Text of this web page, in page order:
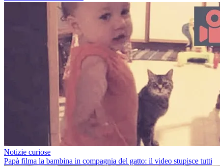
Notizie curiose
Papà filma la bambina in compagnia del gatto: il video stupisce tutti